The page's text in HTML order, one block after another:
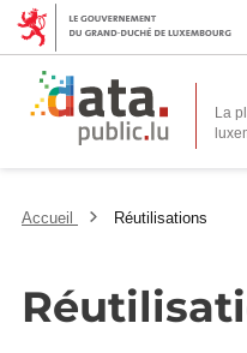
La
Accueil Réutilisations